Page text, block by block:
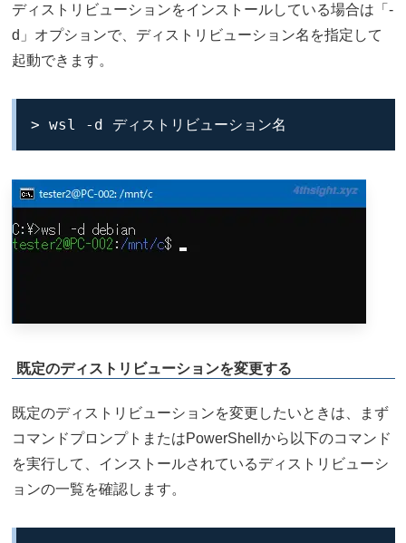
ディストリビューションをインストールしている場合は「-
d」オプションで、ディストリビューション名を指定して
起動できます。
> wsl -d ディストリビューション名
既定のディストリビューションを変更する
既定のディストリビューションを変更したいときは、まず
コマンドプロンプトまたはPowerShellから以下のコマンド
を実行して、インストールされているディストリビューシ
ョンの一覧を確認します。